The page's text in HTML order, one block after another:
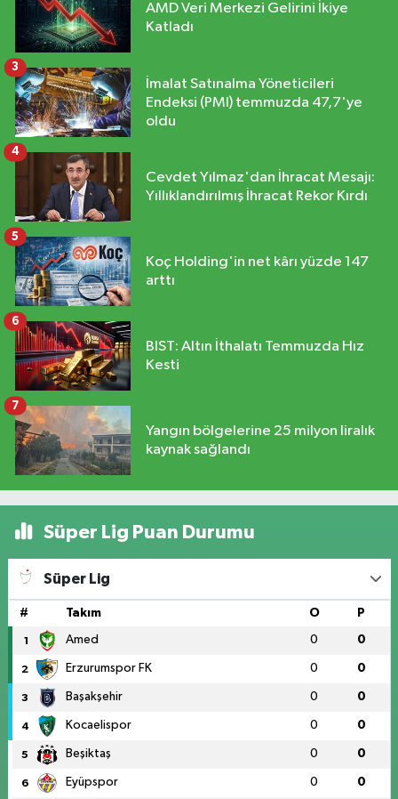
AMD Veri Merkezi Gelirini İkiye
Katladı
İmalat Satınalma Yöneticileri
Endeksi (PMI) temmuzda 47,7'ye
oldu
3
Cevdet Yılmaz'dan İhracat Mesajı:
Yıllıklandırılmış İhracat Rekor Kırdı
4
Koç Holding'in net kârı yüzde 147
arttı
5
BIST: Altın İthalatı Temmuzda Hız
Kesti
6
Yangın bölgelerine 25 milyon liralık
kaynak sağlandı
7
Süper Lig Puan Durumu
Süper Lig
# Takım O P
1 Amed 0 0
2 Erzurumspor FK 0 0
3 Başakşehir 0 0
4 Kocaelispor 0 0
5 Beşiktaş 0 0
6 Eyüpspor 0 0